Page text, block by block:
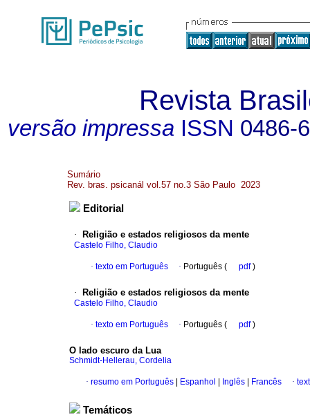
Revista
versão impressa ISSN 0486-
Sumário
Rev. bras. psicanál vol.57 no.3 São Paulo 2023
Editorial
· Religião e estados religiosos da mente
Castelo Filho, Claudio
· texto em Português · Português ( pdf)
· Religião e estados religiosos da mente
Castelo Filho, Claudio
· texto em Português · Português ( pdf)
O lado escuro da Lua
Schmidt-Hellerau, Cordelia
· resumo em Português Espanhol Inglês Francês ·
Temáticos